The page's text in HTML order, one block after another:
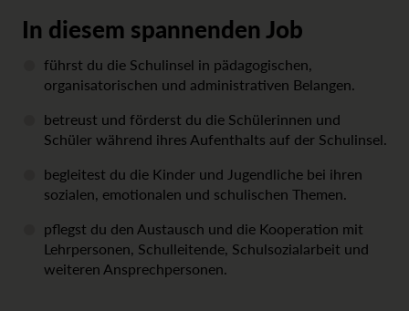
In diesem spannenden Job
führst du die Schulinsel in pädagogischen,
organisatorischen und administrativen Belangen.
betreust und förderst du die Schülerinnen und
Schüler während ihres Aufenthalts auf der Schulinsel.
begleitest du die Kinder und Jugendliche bei ihren
sozialen, emotionalen und schulischen Themen.
pflegst du den Austausch und die Kooperation mit
Lehrpersonen, Schulleitende, Schulsozialarbeit und
weiteren Ansprechpersonen.